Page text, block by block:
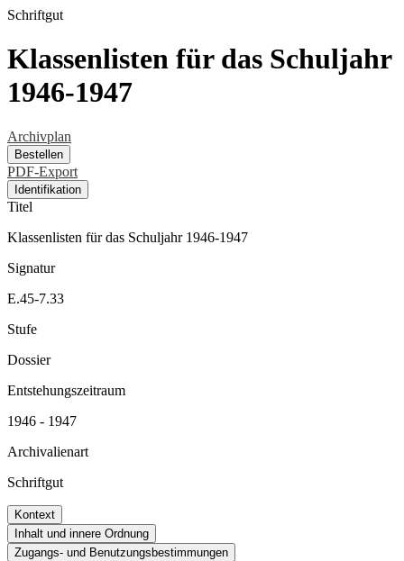
Schriftgut
Klassenlisten für das Schuljahr
1946-1947
Archivplan
Bestellen
PDF-Export
Identifikation
Titel
Klassenlisten für das Schuljahr 1946-1947
Signatur
E.45-7.33
Stufe
Dossier
Entstehungszeitraum
1946 - 1947
Archivalienart
Schriftgut
Kontext
Inhalt und innere Ordnung
Zugangs- und Benutzungsbestimmungen